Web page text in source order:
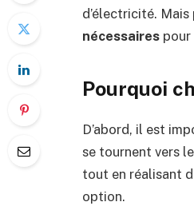
d’électricité.
nécessaires pour
Pourquoi
D’abord, il est
se tournent vers
tout en réalisant
option.